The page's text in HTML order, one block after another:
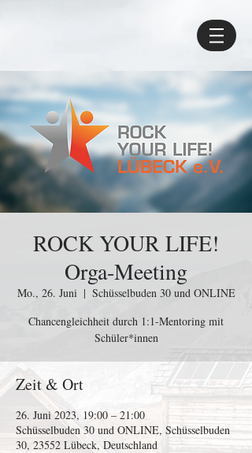
ROCK YOUR LIFE!
Orga-Meeting
Mo., 26. Juni
  |
Schüsselbuden 30 und ONLINE
Chancengleichheit durch 1:1-Mentoring mit
Schüler*innen
Zeit & Ort
26. Juni 2023, 19:00 – 21:00
Schüsselbuden 30 und ONLINE, Schüsselbuden
30, 23552 Lübeck, Deutschland